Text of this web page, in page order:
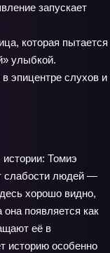
запускает
которая пытается
улыбкой.
эпицентре слухов и
Томиэ
слабости людей —
хорошо видно,
появляется как
её в
историю особенно